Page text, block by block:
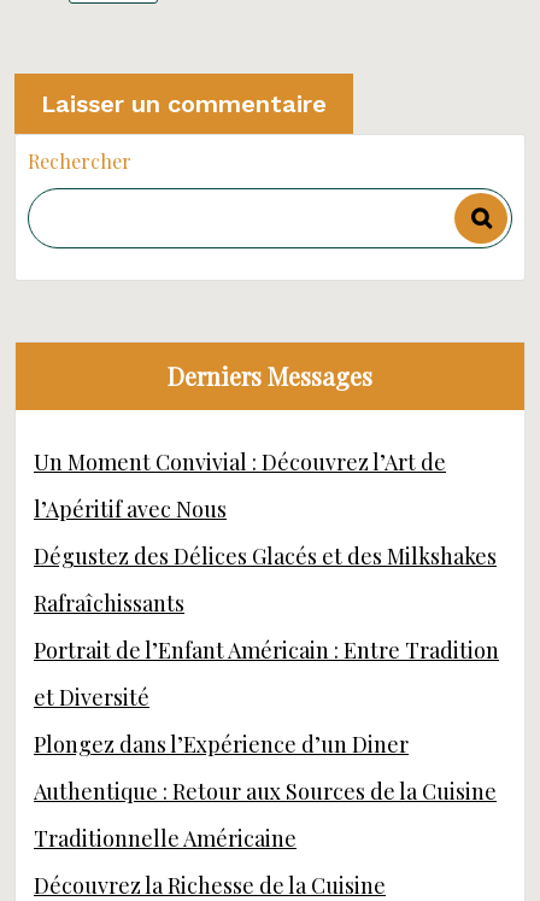
Rechercher
Derniers Messages
Un Moment Convivial : Découvrez l’Art de
l’Apéritif avec Nous
Dégustez des Délices Glacés et des Milkshakes
Rafraîchissants
Portrait de l’Enfant Américain : Entre Tradition
et Diversité
Plongez dans l’Expérience d’un Diner
Authentique : Retour aux Sources de la Cuisine
Traditionnelle Américaine
Découvrez la Richesse de la Cuisine